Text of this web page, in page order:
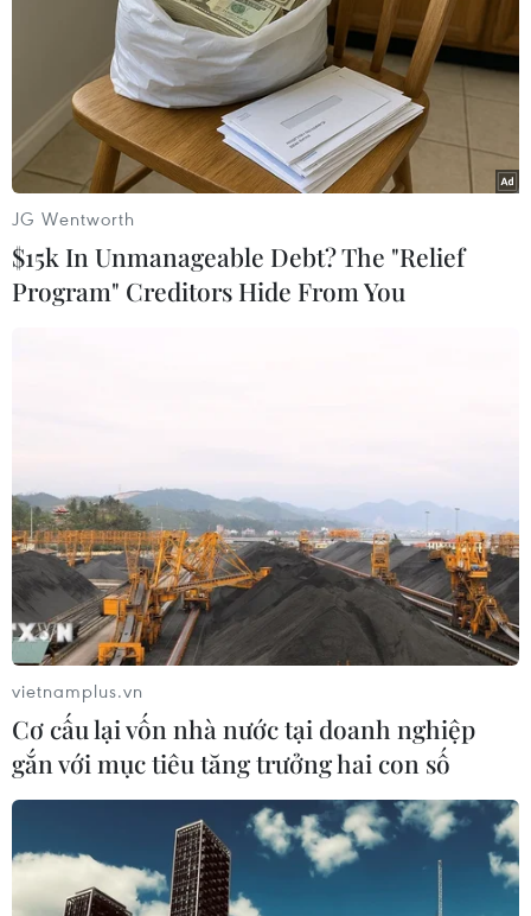
Suýt chết vì lái xe đi theo chỉ dẫn Google
sông chỉ vì quá tin theo chỉ dẫn của Google Maps.
JG Wentworth
$15k In Unmanageable Debt? The "Relief
Program" Creditors Hide From You
vietnamplus.vn
Cơ cấu lại vốn nhà nước tại doanh nghiệp
gắn với mục tiêu tăng trưởng hai con số